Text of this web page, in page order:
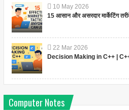
10 May 2026
15 आसान और असरदार मार्केटिंग
22 Mar 2026
Decision Making in C++ | C++
Computer Notes